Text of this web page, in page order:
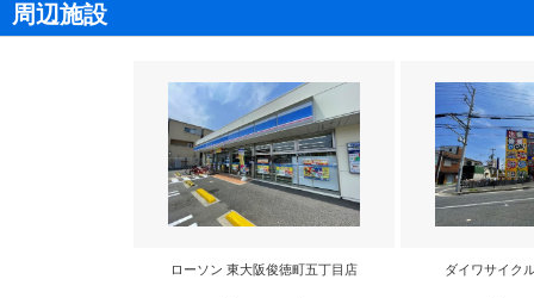
周辺施設
ローソン 東大阪俊徳町五丁目店 ダイワサイク